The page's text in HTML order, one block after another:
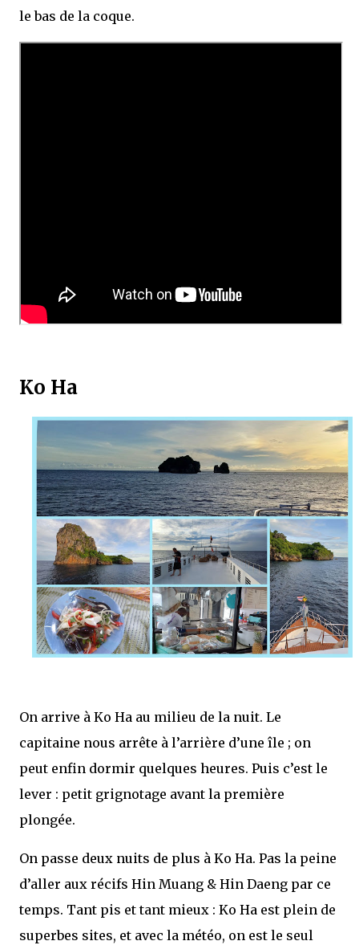
le bas de la coque.
Ko Ha
On arrive à Ko Ha au milieu de la nuit. Le
capitaine nous arrête à l’arrière d’une île ; on
peut enfin dormir quelques heures. Puis c’est le
lever : petit grignotage avant la première
plongée.
On passe deux nuits de plus à Ko Ha. Pas la peine
d’aller aux récifs Hin Muang & Hin Daeng par ce
temps. Tant pis et tant mieux : Ko Ha est plein de
superbes sites, et avec la météo, on est le seul